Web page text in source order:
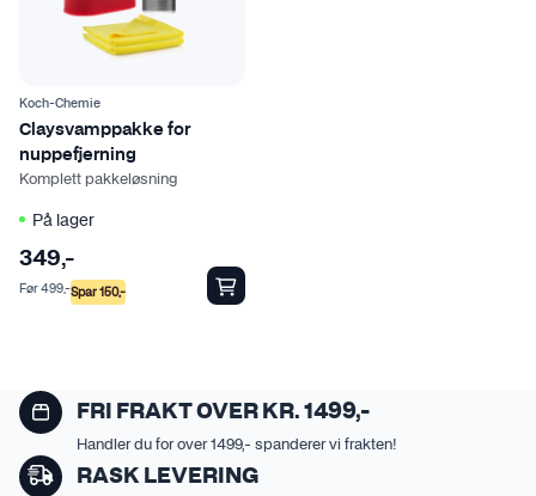
Koch-Chemie
Claysvamppakke for
nuppefjerning
Komplett pakkeløsning
På lager
349,-
Spar150,-
Før499,-
FRI FRAKT OVER KR. 1499,-
Handler du for over 1499,- spanderer vi frakten!
RASK LEVERING